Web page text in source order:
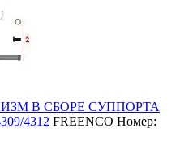
В СБОРЕ СУППОРТА
4312 FREENCO Номер: